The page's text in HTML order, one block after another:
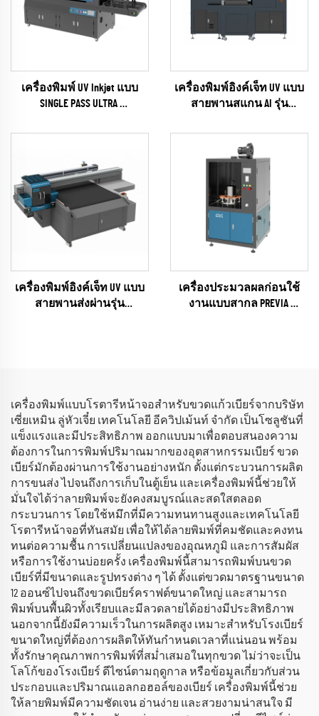
เครื่องพิมพ์ UV Inkjet แบบ
SINGLE PASS ULTRA
เครื่องพิมพ์อิงค์เจ็ท UV แบบ
สายพานสแกน AI รุ่น
(RICOH Gen6 Series)
เครื่องพิมพ์อิงค์เจ็ท UV แบบ
สายพานส่งผ่านรุ่น
เครื่องประมวลผลก่อนใช้
งานแบบสากล PREVIA
เครื่องพิมพ์แบบโรตารีหน้าจอสำหรับขวดแก้วเบียร์จากบริษัท
เซี่ยเหมิน ลู่หัวเจี๋ย เทคโนโลยี อีควิปเม้นท์ จำกัด เป็นโซลูชันที่
แข็งแรงและมีประสิทธิภาพ ออกแบบมาเพื่อตอบสนองความ
ต้องการในการพิมพ์ปริมาณมากของอุตสาหกรรมเบียร์ ขวด
เบียร์มักต้องผ่านการใช้งานอย่างหนัก ตั้งแต่กระบวนการผลิต
การขนส่ง ไปจนถึงการเก็บในตู้เย็น และเครื่องพิมพ์นี้ช่วยให้
มั่นใจได้ว่าลายพิมพ์จะยังคงสมบูรณ์และสดใสตลอด
กระบวนการ โดยใช้หมึกที่มีความทนทานสูงและเทคโนโลยี
โรตารีหน้าจอที่ทันสมัย เพื่อให้ได้ลายพิมพ์ที่คมชัดและคงทน
ทนต่อความชื้น การเปลี่ยนแปลงของอุณหภูมิ และการสัมผัส
หรือการใช้งานบ่อยครั้ง เครื่องพิมพ์นี้สามารถพิมพ์บนขวด
เบียร์ที่มีขนาดและรูปทรงต่าง ๆ ได้ ตั้งแต่ขวดมาตรฐานขนาด
12 ออนซ์ไปจนถึงขวดเบียร์คราฟต์ขนาดใหญ่ และสามารถ
พิมพ์บนพื้นผิวทั้งเรียบและมีลวดลายได้อย่างมีประสิทธิภาพ
นอกจากนี้ยังมีความเร็วในการผลิตสูง เหมาะสำหรับโรงเบียร์
ขนาดใหญ่ที่ต้องการผลิตให้ทันกำหนดเวลาที่แน่นอน พร้อม
ทั้งรักษาคุณภาพการพิมพ์ที่สม่ำเสมอในทุกขวด ไม่ว่าจะเป็น
โลโก้ของโรงเบียร์ ดีไซน์ตามฤดูกาล หรือข้อมูลเกี่ยวกับส่วน
ประกอบและปริมาณแอลกอฮอล์ของเบียร์ เครื่องพิมพ์นี้ช่วย
ให้ลายพิมพ์มีความชัดเจน อ่านง่าย และสวยงามน่าสนใจ มี